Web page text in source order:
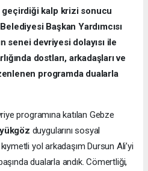
kalp krizi sonucu
Başkan Yardımcısı
senei devriyesi dolayısı ile
dostları, arkadaşları ve
programda dualarla
programına katılan Gebze
duygularını sosyal
yol arkadaşım Dursun Ali’yi
dualarla andık. Cömertliği,